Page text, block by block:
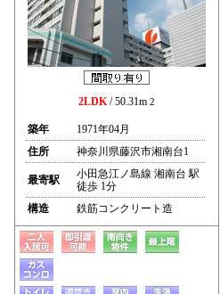
2LDK/ 50.31m 2
築年
1971年04月
住所
神奈川県藤沢市湘南台1
最寄駅
小田急江ノ島線 湘南台 駅
徒歩 1分
構造
鉄筋コンクリート造